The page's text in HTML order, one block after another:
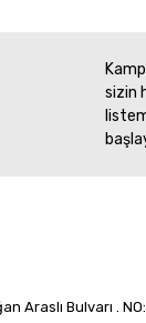
sizin
Araslı Bulvarı .